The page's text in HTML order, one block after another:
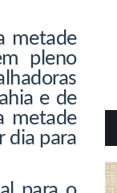
metade
pleno
e de
metade
dia para